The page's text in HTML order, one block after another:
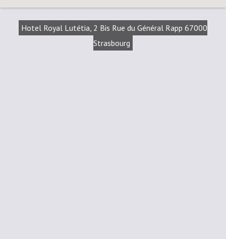
Hotel Royal Lutétia, 2 Bis Rue du Général Rapp 67000
Strasbourg